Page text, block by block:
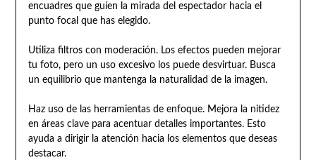
encuadres que guíen la mirada del espectador hacia el
punto focal que has elegido.
Utiliza filtros con moderación. Los efectos pueden mejorar
tu foto, pero un uso excesivo los puede desvirtuar. Busca
un equilibrio que mantenga la naturalidad de la imagen.
Haz uso de las herramientas de enfoque. Mejora la nitidez
en áreas clave para acentuar detalles importantes. Esto
ayuda a dirigir la atención hacia los elementos que deseas
destacar.